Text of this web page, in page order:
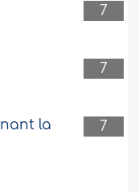
7
7
7
la